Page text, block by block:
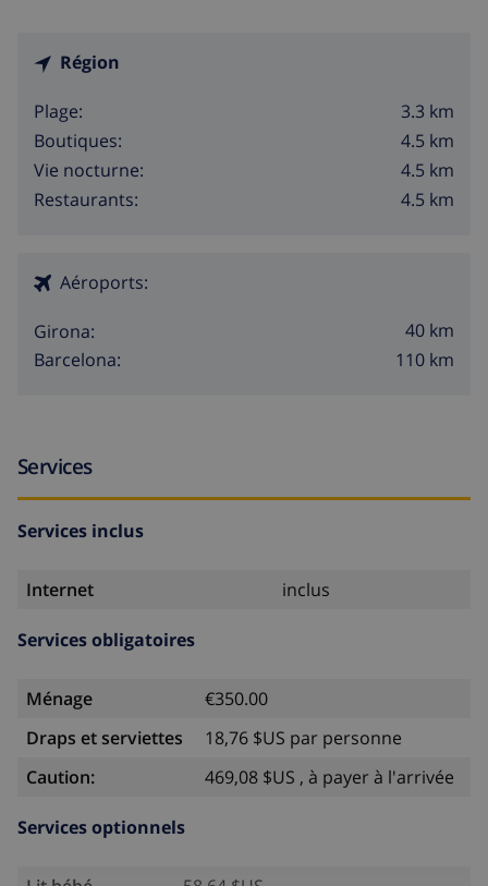
Région
Plage:
3.3 km
Boutiques:
4.5 km
Vie nocturne:
4.5 km
Restaurants:
4.5 km
Aéroports:
Girona:
40 km
Barcelona:
110 km
Services
Services inclus
Internet inclus
Services obligatoires
Ménage
€350.00
Draps et serviettes
18,76 $US par personne
Caution:
469,08 $US , à payer à l'arrivée
Services optionnels